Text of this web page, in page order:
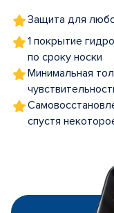
Защита для
1 покрытие
по сроку носки
Минимальная
спустя